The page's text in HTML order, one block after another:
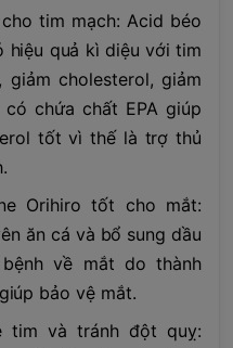
tim mạch: Acid béo
hiệu quả kì diệu với tim
cholesterol, giảm
chứa chất EPA giúp
tốt vì thế là trợ thủ
Orihiro tốt cho mắt:
ăn cá và bổ sung dầu
về mắt do thành
bảo vệ mắt.
tim và tránh đột quỵ: